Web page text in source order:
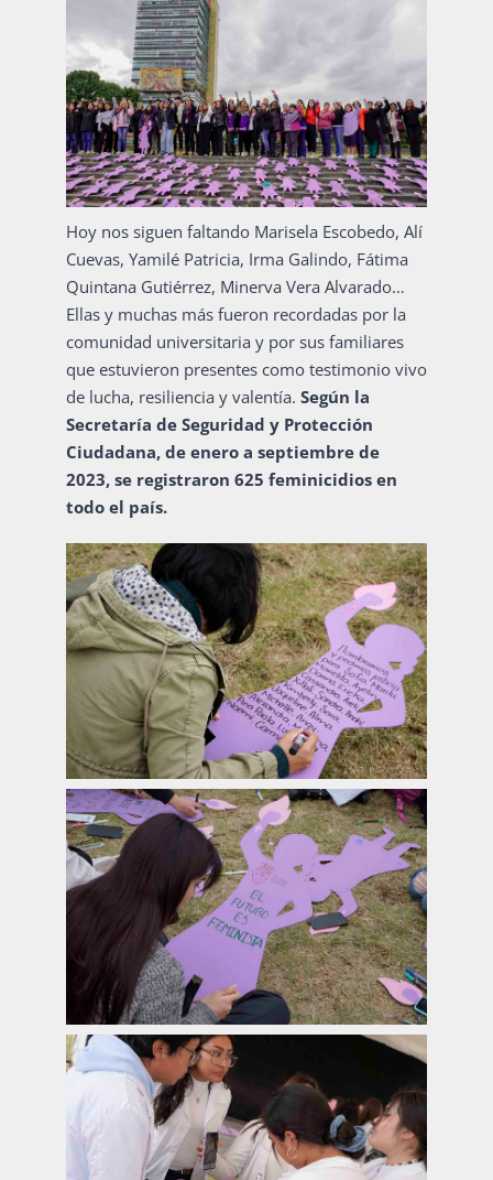
Hoy nos siguen faltando Marisela Escobedo, Alí
Cuevas, Yamilé Patricia, Irma Galindo, Fátima
Quintana Gutiérrez, Minerva Vera Alvarado…
Ellas y muchas más fueron recordadas por la
comunidad universitaria y por sus familiares
que estuvieron presentes como testimonio vivo
de lucha, resiliencia y valentía. Según la
Secretaría de Seguridad y Protección
Ciudadana, de enero a septiembre de
2023, se registraron 625 feminicidios en
todo el país.